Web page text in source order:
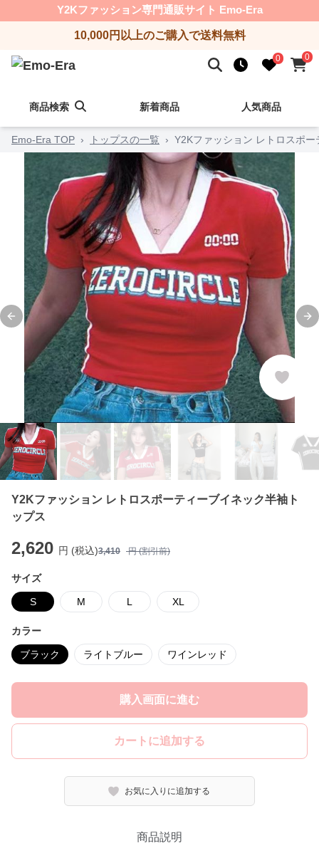
Y2Kファッション専門通販サイト Emo-Era
10,000円以上のご購入で送料無料
0 0
商品検索 新着商品 人気商品
Emo-Era TOP › トップスの一覧 › Y2Kファッション レトロスポ
Previous slide
Y2Kファッション レトロスポーティーブイネック半袖ト
ップス
2,620 円 (税込)3,410 円 (割引前)
サイズ
S M L XL
カラー
ブラック ライトブルー ワインレッド
購入画面に進む
カートに追加する
お気に入りに追加する
商品説明